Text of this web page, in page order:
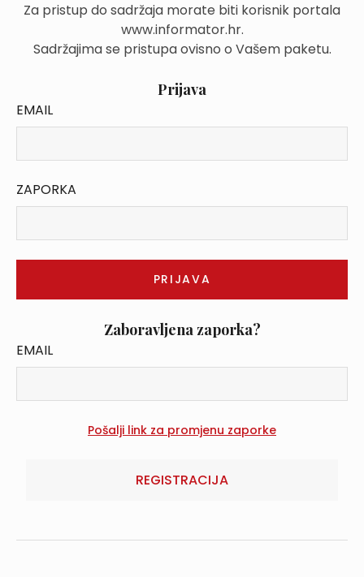
Za pristup do sadržaja morate biti korisnik portala
www.informator.hr.
Sadržajima se pristupa ovisno o Vašem paketu.
Prijava
EMAIL
ZAPORKA
Zaboravljena zaporka?
EMAIL
REGISTRACIJA